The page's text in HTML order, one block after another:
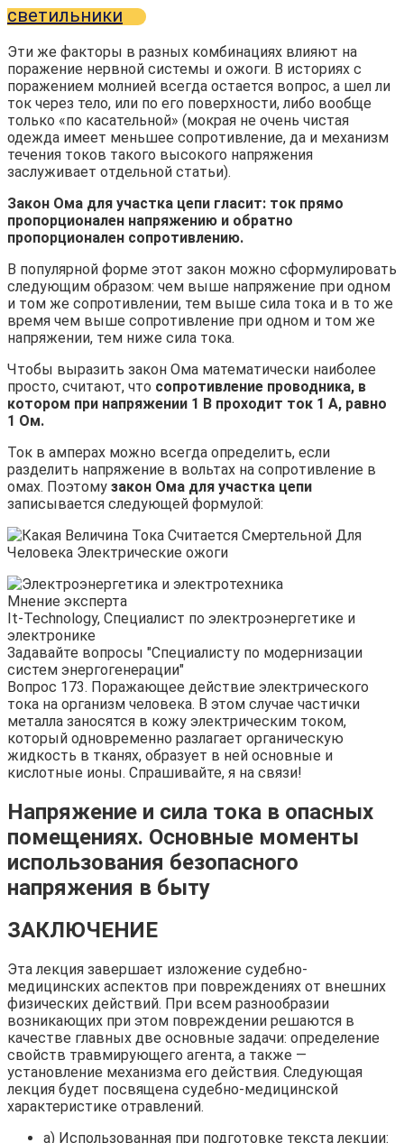
светильники
Эти же факторы в разных комбинациях влияют на
поражение нервной системы и ожоги. В историях с
поражением молнией всегда остается вопрос, а шел ли
ток через тело, или по его поверхности, либо вообще
только «по касательной» (мокрая не очень чистая
одежда имеет меньшее сопротивление, да и механизм
течения токов такого высокого напряжения
заслуживает отдельной статьи).
Закон Ома для участка цепи гласит: ток прямо
пропорционален напряжению и обратно
пропорционален сопротивлению.
В популярной форме этот закон можно сформулировать
следующим образом: чем выше напряжение при одном
и том же сопротивлении, тем выше сила тока и в то же
время чем выше сопротивление при одном и том же
напряжении, тем ниже сила тока.
Чтобы выразить закон Ома математически наиболее
просто, считают, что сопротивление проводника, в
котором при напряжении 1 В проходит ток 1 А, равно
1 Ом.
Ток в амперах можно всегда определить, если
разделить напряжение в вольтах на сопротивление в
омах. Поэтому закон Ома для участка цепи
записывается следующей формулой:
Мнение эксперта
It-Technology, Cпециалист по электроэнергетике и
электронике
Задавайте вопросы "Специалисту по модернизации
систем энергогенерации"
Вопрос 173. Поражающее действие электрического
тока на организм человека. В этом случае частички
металла заносятся в кожу электрическим током,
который одновременно разлагает органическую
жидкость в тканях, образует в ней основные и
кислотные ионы. Спрашивайте, я на связи!
Напряжение и сила тока в опасных
помещениях. Основные моменты
использования безопасного
напряжения в быту
ЗАКЛЮЧЕНИЕ
Эта лекция завершает изложение судебно-
медицинских аспектов при повреждениях от внешних
физических действий. При всем разнообразии
возникающих при этом повреждении решаются в
качестве главных две основные задачи: определение
свойств травмирующего агента, а также —
установление механизма его действия. Следующая
лекция будет посвящена судебно-медицинской
характеристике отравлений.
а) Использованная при подготовке текста лекции: